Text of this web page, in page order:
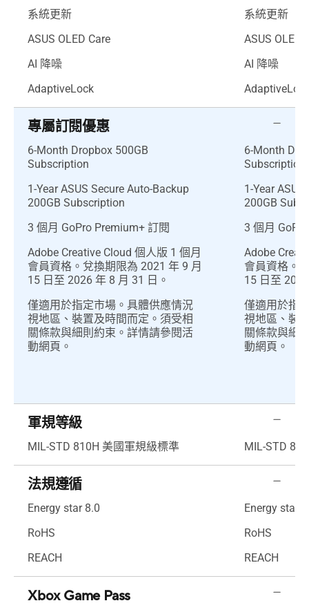
系統更新
ASUS OLED Care
AI 降噪
AdaptiveLock
系統更新
ASUS OLED
AI 降噪
專屬訂閱優惠
6-Month Dropbox 500GB
Subscription
1-Year ASUS Secure Auto-Backup
200GB Subscription
3 個月 GoPro Premium+ 訂閱
Adobe Creative Cloud 個人版 1 個月
會員資格。兌換期限為 2021 年 9 月
15 日至 2026 年 8 月 31 日。
僅適用於指定市場。具體供應情況
視地區、裝置及時間而定。須受相
關條款與細則約束。詳情請參閱活
動網頁。
6-Month
Subscription
1-Year
200GB
3 個月
Adobe
會員資格。
15 日至
僅適用於指
視地區、裝
關條款與細
動網頁。
軍規等級
MIL-STD 810H 美國軍規級標準 MIL-STD
法規遵循
Energy star 8.0
RoHS
REACH
Energy star
RoHS
REACH
Xbox Game Pass